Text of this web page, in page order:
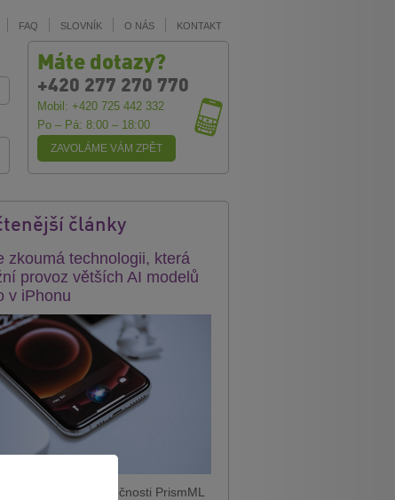
FAQ SLOVNÍK O NÁS KONTAKT
Máte dotazy?
+420 277 270 770
Mobil: +420 725 442 332
Po – Pá: 8:00 – 18:00
ZAVOLÁME VÁM ZPĚT
články
zkoumá technologii, která
provoz větších AI modelů
v iPhonu
podle vyjádření společnosti PrismML